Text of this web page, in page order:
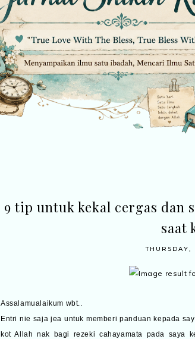
9 tip untuk kekal cergas dan
saat
THURSDAY,
Assalamualaikum wbt..
Entri nie saja jea untuk memberi panduan kepada
kot Allah nak bagi rezeki cahayamata pada saya